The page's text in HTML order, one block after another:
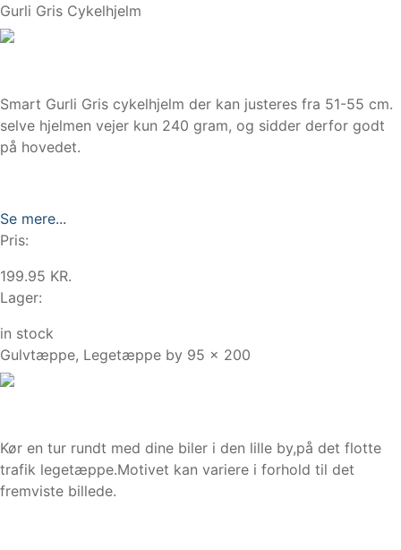
Gurli Gris Cykelhjelm
Smart Gurli Gris cykelhjelm der kan justeres fra 51-55 cm.
selve hjelmen vejer kun 240 gram, og sidder derfor godt
på hovedet.
Se mere...
Pris:
199.95 KR.
Lager:
in stock
Gulvtæppe, Legetæppe by 95 x 200
Kør en tur rundt med dine biler i den lille by,på det flotte
trafik legetæppe.Motivet kan variere i forhold til det
fremviste billede.